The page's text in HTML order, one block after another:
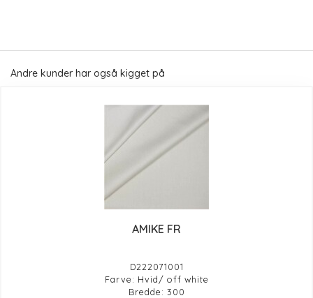
Andre kunder har også kigget på
AMIKE FR
D222071001
Farve: Hvid/ off white
Bredde: 300